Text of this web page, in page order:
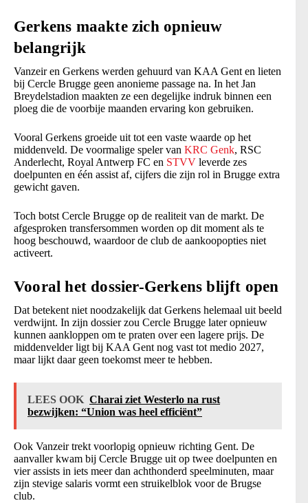
Gerkens maakte zich opnieuw
belangrijk
Vanzeir en Gerkens werden gehuurd van KAA Gent en lieten
bij Cercle Brugge geen anonieme passage na. In het Jan
Breydelstadion maakten ze een degelijke indruk binnen een
ploeg die de voorbije maanden ervaring kon gebruiken.
Vooral Gerkens groeide uit tot een vaste waarde op het
middenveld. De voormalige speler van KRC Genk, RSC
Anderlecht, Royal Antwerp FC en STVV leverde zes
doelpunten en één assist af, cijfers die zijn rol in Brugge extra
gewicht gaven.
Toch botst Cercle Brugge op de realiteit van de markt. De
afgesproken transfersommen worden op dit moment als te
hoog beschouwd, waardoor de club de aankoopopties niet
activeert.
Vooral het dossier-Gerkens blijft open
Dat betekent niet noodzakelijk dat Gerkens helemaal uit beeld
verdwijnt. In zijn dossier zou Cercle Brugge later opnieuw
kunnen aankloppen om te praten over een lagere prijs. De
middenvelder ligt bij KAA Gent nog vast tot medio 2027,
maar lijkt daar geen toekomst meer te hebben.
LEES OOK Charai ziet Westerlo na rust
bezwijken: “Union was heel efficiënt”
Ook Vanzeir trekt voorlopig opnieuw richting Gent. De
aanvaller kwam bij Cercle Brugge uit op twee doelpunten en
vier assists in iets meer dan achthonderd speelminuten, maar
zijn stevige salaris vormt een struikelblok voor de Brugse
club.